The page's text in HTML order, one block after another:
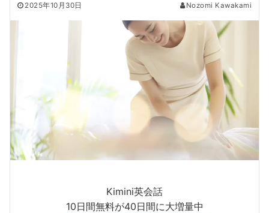
2025年10月30日 Nozomi Kawakami
Kimini英会話
10日間無料が40日間に大増量中